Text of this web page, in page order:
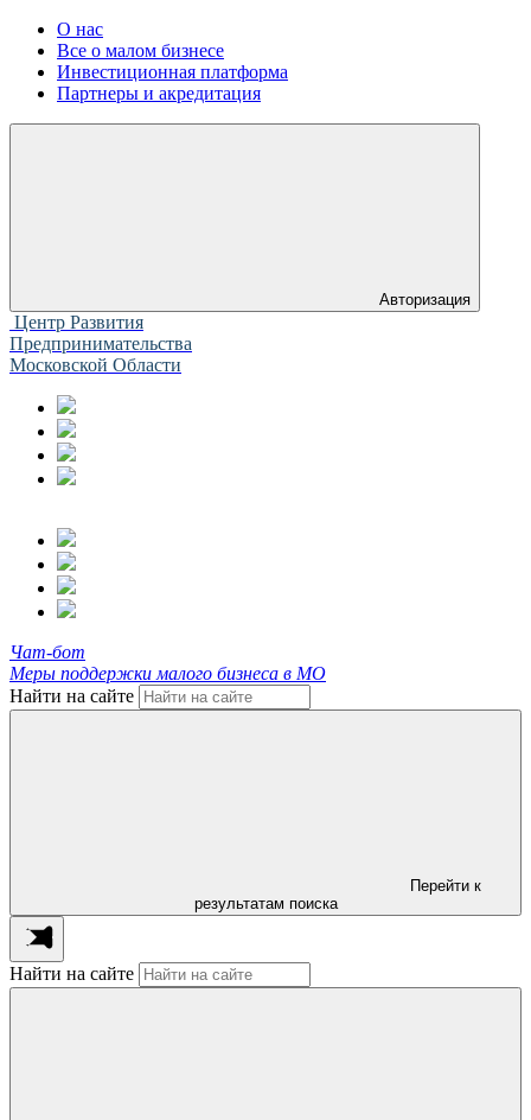
О нас
Все о малом бизнесе
Инвестиционная платформа
Партнеры и акредитация
Авторизация
Центр Развития
Предпринимательства
Московской Области
Чат-бот
Меры поддержки малого бизнеса в МО
Найти на сайте
Перейти к
результатам поиска
Найти на сайте